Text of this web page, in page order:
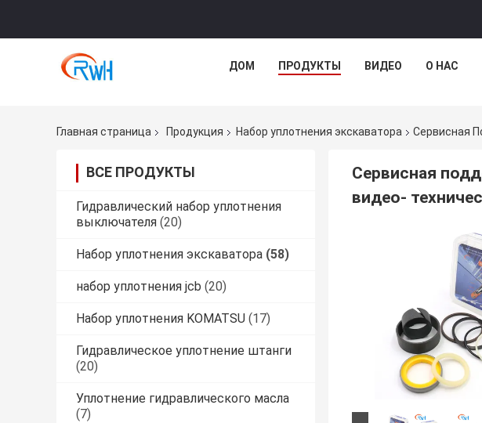
ДОМ ПРОДУКТЫ ВИДЕО О НАС
Главная страница Продукция Набор уплотнения экскаватора Сервисная
ВСЕ ПРОДУКТЫ
Гидравлический набор уплотнения
выключателя (20)
Набор уплотнения экскаватора (58)
набор уплотнения jcb (20)
Набор уплотнения KOMATSU (17)
Гидравлическое уплотнение штанги
(20)
Уплотнение гидравлического масла
(7)
Сервисная
видео-